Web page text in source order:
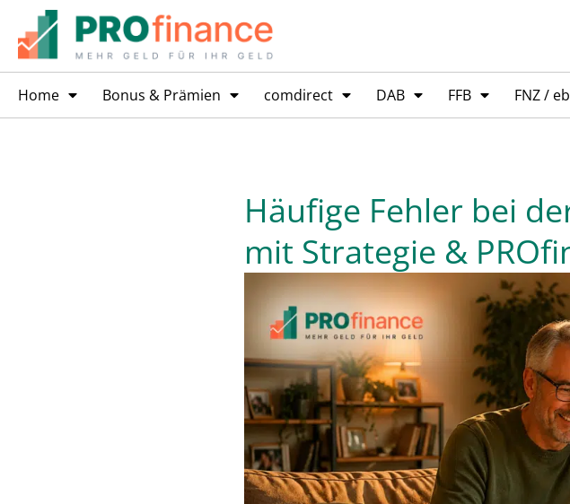
Home Bonus & Prämien comdirect DAB FFB FNZ /
Häufige Fehler bei
mit Strategie &